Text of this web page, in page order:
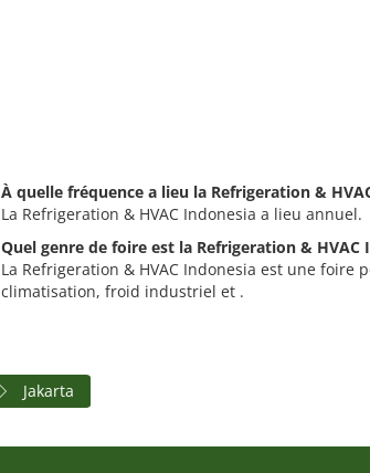
À quelle fréquence a lieu la Refrigeration &
La Refrigeration & HVAC Indonesia a lieu annuel.
Quel genre de foire est la Refrigeration & HVAC
La Refrigeration & HVAC Indonesia est une foire
climatisation, froid industriel et .
Jakarta